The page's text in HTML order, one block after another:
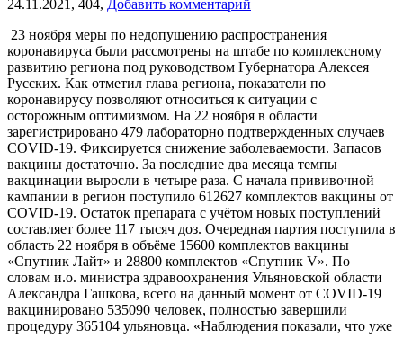
24.11.2021, 404, Добавить комментарий
23 ноября меры по недопущению распространения
коронавируса были рассмотрены на штабе по комплексному
развитию региона под руководством Губернатора Алексея
Русских. Как отметил глава региона, показатели по
коронавирусу позволяют относиться к ситуации с
осторожным оптимизмом. На 22 ноября в области
зарегистрировано 479 лабораторно подтвержденных случаев
COVID-19. Фиксируется снижение заболеваемости. Запасов
вакцины достаточно. За последние два месяца темпы
вакцинации выросли в четыре раза. С начала прививочной
кампании в регион поступило 612627 комплектов вакцины от
COVID-19. Остаток препарата с учётом новых поступлений
составляет более 117 тысяч доз. Очередная партия поступила в
область 22 ноября в объёме 15600 комплектов вакцины
«Спутник Лайт» и 28800 комплектов «Спутник V». По
словам и.о. министра здравоохранения Ульяновской области
Александра Гашкова, всего на данный момент от COVID-19
вакцинировано 535090 человек, полностью завершили
процедуру 365104 ульяновца. «Наблюдения показали, что уже